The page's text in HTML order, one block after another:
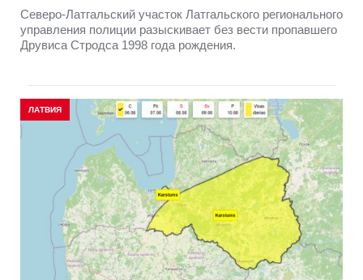
Северо-Латгальский участок Латгальского регионального
управления полиции разыскивает без вести пропавшего
Друвиса Стродса 1998 года рождения.
ЛАТВИЯ